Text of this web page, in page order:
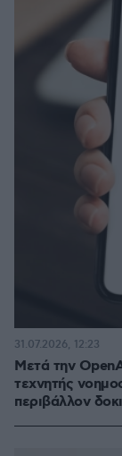
Μετά την
τεχνητής
περιβάλλον
31.07.2026, 12:23